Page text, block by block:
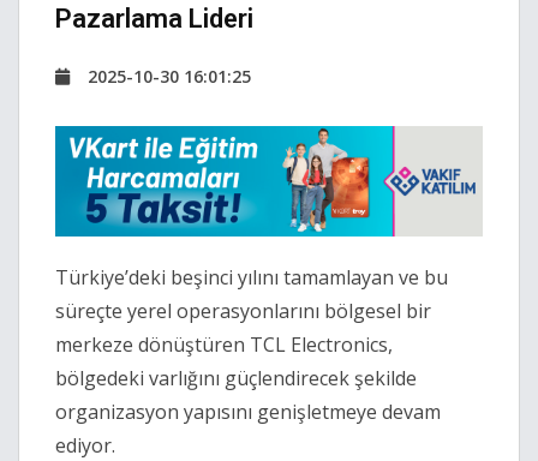
Pazarlama Lideri
2025-10-30 16:01:25
Türkiye’deki beşinci yılını tamamlayan ve bu
süreçte yerel operasyonlarını bölgesel bir
merkeze dönüştüren TCL Electronics,
bölgedeki varlığını güçlendirecek şekilde
organizasyon yapısını genişletmeye devam
ediyor.